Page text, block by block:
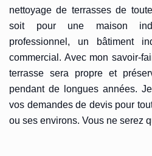
nettoyage de terrasses de
soit pour une maison
professionnel, un bâtiment
commercial. Avec mon savoir-
terrasse sera propre et
pendant de longues années.
vos demandes de devis pour
ou ses environs. Vous ne serez